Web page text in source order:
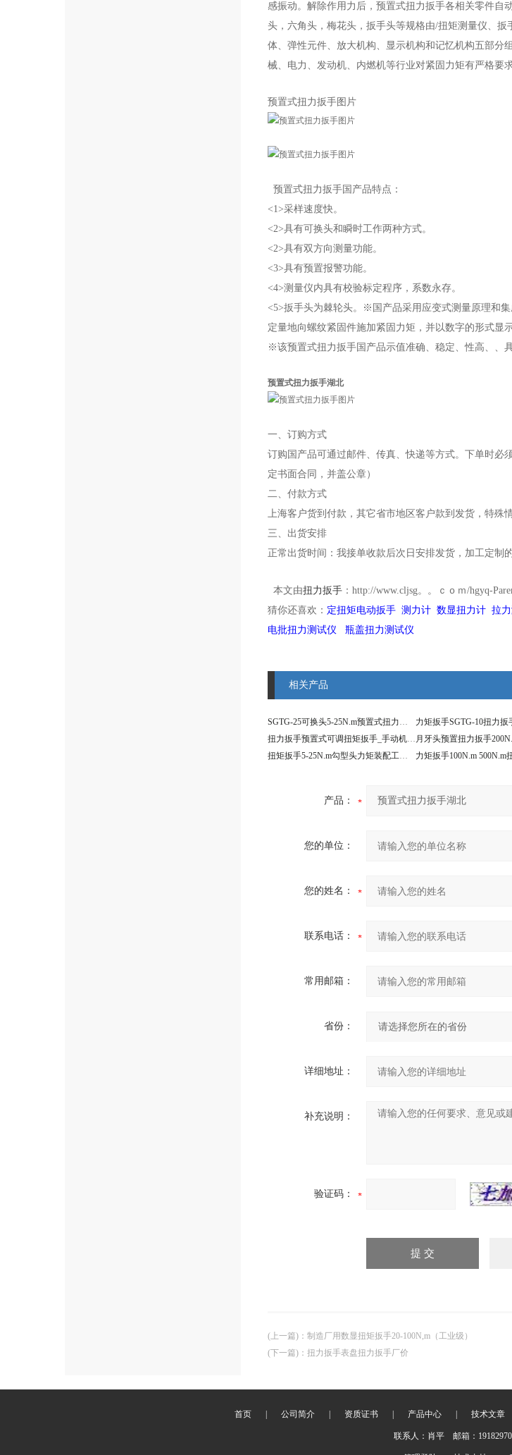
感振动。解除作用力后，预置式扭力扳手各相关零件自
头，六角头，梅花头，扳手头等规格由/扭矩测量仪、
体、弹性元件、放大机构、显示机构和记忆机构五部分
械、电力、发动机、内燃机等行业对紧固力矩有严格要
预置式扭力扳手图片
预置式扭力扳手国产品特点：
<1>采样速度快。
<2>具有可换头和瞬时工作两种方式。
<2>具有双方向测量功能。
<3>具有预置报警功能。
<4>测量仪内具有校验标定程序，系数永存。
<5>扳手头为棘轮头。※国产品采用应变式测量原理和
定量地向螺纹紧固件施加紧固力矩，并以数字的形式显
※该预置式扭力扳手国产品示值准确、稳定、性高、、
预置式扭力扳手湖北
一、订购方式
订购国产品可通过邮件、传真、快递等方式。下单时必
定书面合同，并盖公章）
二、付款方式
上海客户货到付款，其它省市地区客户款到发货，特殊
三、出货安排
正常出货时间：我接单收款后次日安排发货，加工定制
本文由扭力扳手 ： http://www.cljsg。。ｃｏｍ/hgyq-
猜你还喜欢： 定扭矩电动扳手 测力计 数显扭力计 拉
电批扭力测试仪 瓶盖扭力测试仪
相关产品
SGTG-25可换头5-25N.m预置式扭力矩扳手勾头,开口头
扭力扳手预置式可调扭矩扳手_手动机械扭力装配工具
扭矩扳手5-25N.m勾型头力矩装配工具_预置勾头扳手
产品：
您的单位：
您的姓名：
联系电话：
常用邮箱：
省份：
详细地址：
补充说明：
验证码：
(上一篇) ： 制造厂用数显扭矩扳手20-100N,m（工业级）
(下一篇) ： 扭力扳手表盘扭力扳手厂价
首页 公司简介 资质证书 产品中心 技术文章
联系人：肖平 邮箱：